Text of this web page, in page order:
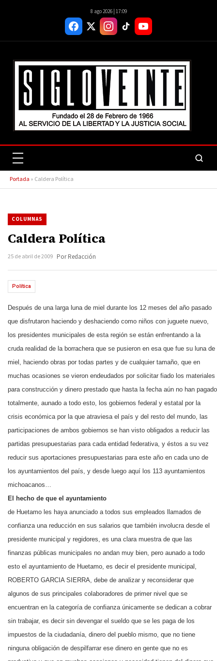
8 ago 2026 | 17:09
Portada » Caldera Política
COLUMNAS
Caldera Política
25 de abril de 2009 Por Redacción
Política
Después de una larga luna de miel durante los 12 meses del año pasado
que disfrutaron haciendo y deshaciendo como niños con juguete nuevo,
los presidentes municipales de esta región se están enfrentando a la
cruda realidad de la borrachera que se pusieron en esa que fue su luna de
miel, haciendo obras por todas partes y de cualquier tamaño, que en
muchas ocasiones se vieron endeudados por solicitar fiado los materiales
para construcción y dinero prestado que hasta la fecha aún no han pagado
totalmente, aunado a todo esto, los gobiernos federal y estatal por la
crisis económica por la que atraviesa el país y del resto del mundo, las
participaciones de ambos gobiernos se han visto obligados a reducir las
partidas presupuestarias para cada entidad federativa, y éstos a su vez
reducir sus aportaciones presupuestarias para este año en cada uno de
los ayuntamientos del país, y desde luego aquí los 113 ayuntamientos
michoacanos…
El hecho de que el ayuntamiento
de Huetamo les haya anunciado a todos sus empleados llamados de
confianza una reducción en sus salarios que también involucra desde el
presidente municipal y regidores, es una clara muestra de que las
finanzas públicas municipales no andan muy bien, pero aunado a todo
esto el ayuntamiento de Huetamo, es decir el presidente municipal,
ROBERTO GARCIA SIERRA, debe de analizar y reconsiderar que
algunos de sus principales colaboradores de primer nivel que se
encuentran en la categoría de confianza únicamente se dedican a cobrar
sin trabajar, es decir sin devengar el sueldo que se les paga de los
impuestos de la ciudadanía, dinero del pueblo mismo, que no tiene
ninguna obligación de despilfarrar ese dinero en gente que no es